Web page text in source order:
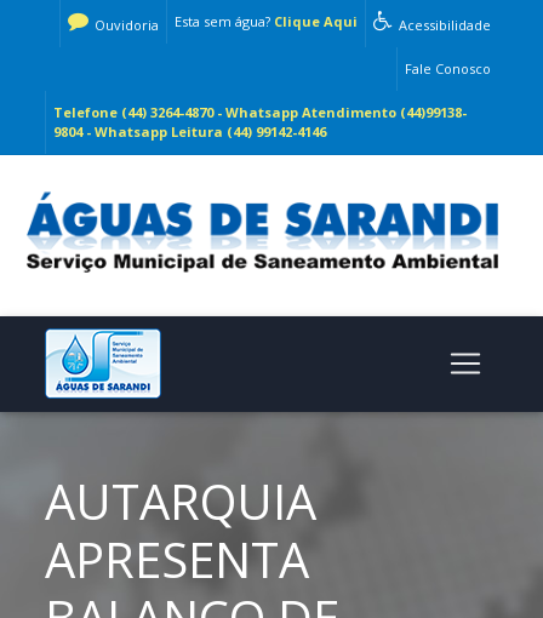
Acessibilidade
Esta sem água? Clique Aqui
Ouvidoria
Fale Conosco
Telefone (44) 3264-4870 - Whatsapp Atendimento (44)99138-
9804 - Whatsapp Leitura (44) 99142-4146
AUTARQUIA
APRESENTA